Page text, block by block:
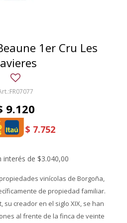
1er Cru Les
FR07077
9.120
$ 7.752
interés de $3.040,00
vinícolas de Borgoña,
de propiedad familiar.
su creador en el siglo XIX, se han
al frente de la finca de veinte